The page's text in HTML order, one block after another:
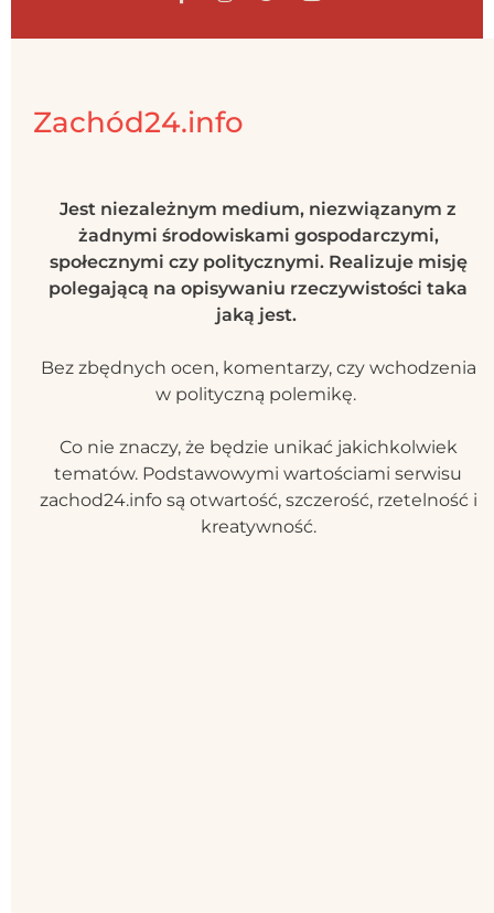
Zachód24.info
Jest niezależnym medium, niezwiązanym z
żadnymi środowiskami gospodarczymi,
społecznymi czy politycznymi. Realizuje misję
polegającą na opisywaniu rzeczywistości taka
jaką jest.
Bez zbędnych ocen, komentarzy, czy wchodzenia
w polityczną polemikę.
Co nie znaczy, że będzie unikać jakichkolwiek
tematów. Podstawowymi wartościami serwisu
zachod24.info są otwartość, szczerość, rzetelność i
kreatywność.